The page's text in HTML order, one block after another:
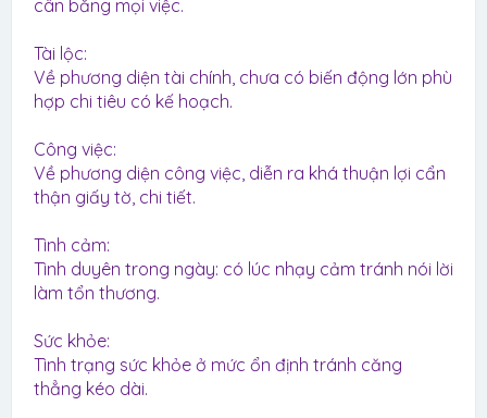
cân bằng mọi việc.
Tài lộc:
Về phương diện tài chính, chưa có biến động lớn phù
hợp chi tiêu có kế hoạch.
Công việc:
Về phương diện công việc, diễn ra khá thuận lợi cẩn
thận giấy tờ, chi tiết.
Tình cảm:
Tình duyên trong ngày: có lúc nhạy cảm tránh nói lời
làm tổn thương.
Sức khỏe:
Tình trạng sức khỏe ở mức ổn định tránh căng
thẳng kéo dài.